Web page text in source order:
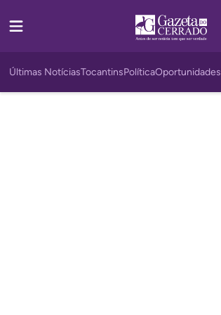
Últimas NotíciasTocantinsPolíticaOportunidades